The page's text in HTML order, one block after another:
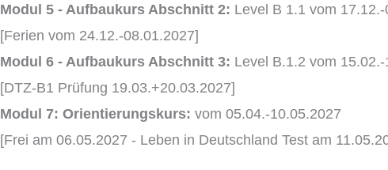
Modul 5 - Aufbaukurs Abschnitt 2: Level B 1.1 vom
[Ferien vom 24.12.-08.01.2027]
Modul 6 - Aufbaukurs Abschnitt 3: Level B.1.2 vom
[DTZ-B1 Prüfung 19.03.+20.03.2027]
Modul 7: Orientierungskurs: vom 05.04.-10.05.2027
[Frei am 06.05.2027 - Leben in Deutschland Test am